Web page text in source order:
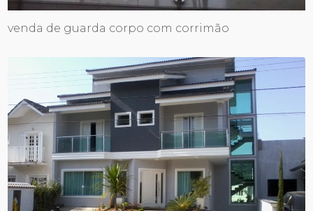
venda de guarda corpo com corrimão